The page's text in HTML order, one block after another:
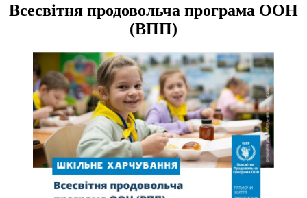
Всесвітня продовольча програма ООН
(ВПП)